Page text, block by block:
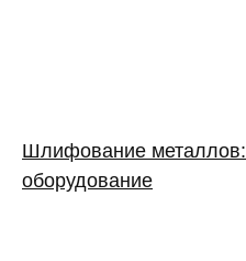
Шлифование металлов:
оборудование